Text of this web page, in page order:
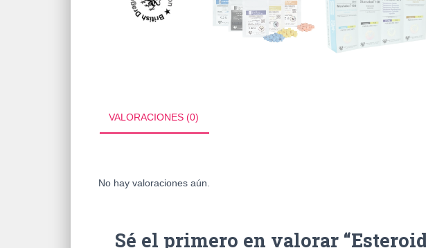
VALORACIONES (0)
No hay valoraciones aún.
Sé el primero en valorar